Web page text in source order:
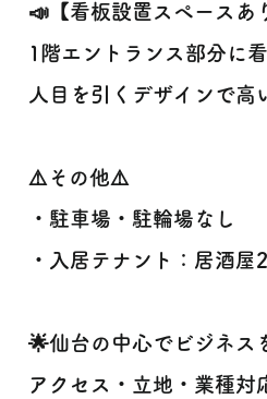
📣【看板設置スペースあ
1階エントランス部分に
人目を引くデザインで高
⚠️その他⚠️
・駐車場・駐輪場なし
・入居テナント：居酒
🌟仙台の中心でビジネス
アクセス・立地・業種対